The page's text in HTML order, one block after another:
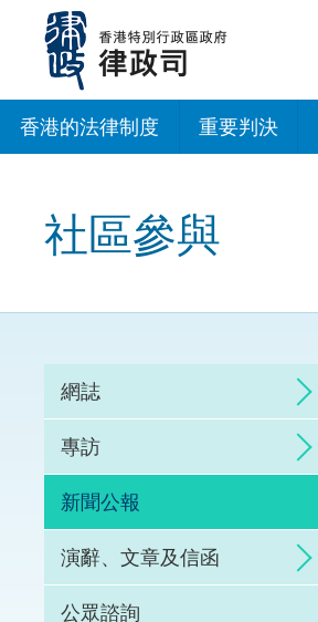
內
香港的法律制度 重要判決
社區參與
網誌
專訪
新聞公報
演辭、文章及信函
公眾諮詢